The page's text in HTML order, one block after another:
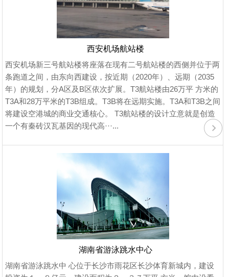
西安机场航站楼
西安机场新三号航站楼将座落在现有二号航站楼的西侧并位于两
条跑道之间，由东向西建设，按近期（2020年）、远期（2035
年）的规划，分A区及B区依次扩展。T3航站楼由26万平 方米的
T3A和28万平米的T3B组成。T3B将在远期实施。T3A和T3B之间
将建设空港城的商业交通核心。 T3航站楼的设计立意就是创造
一个有秦砖汉瓦基因的现代高···...
湖南省游泳跳水中心
湖南省游泳跳水中 心位于长沙市雨花区长沙体育新城内，建设